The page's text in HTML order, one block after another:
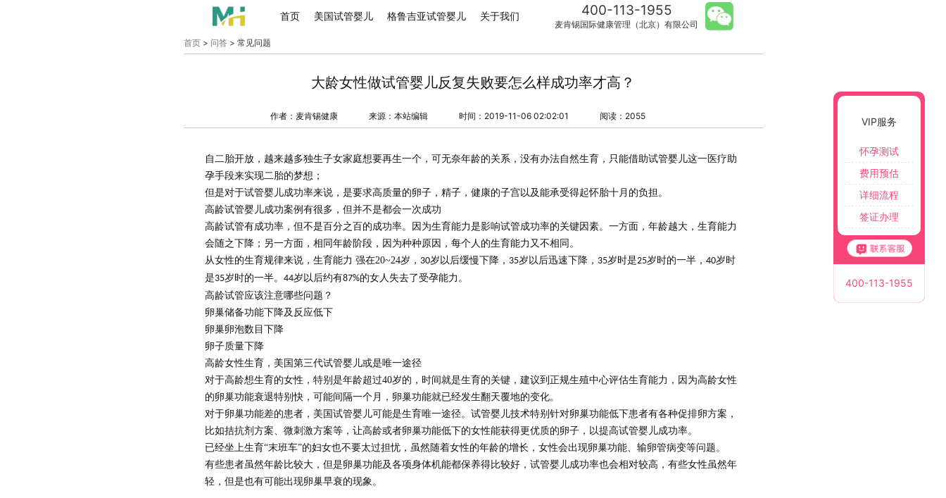
首页 美国试管婴儿 格鲁吉亚试管婴儿 关于我们 400-113-1955
麦肯锡国际健康管理（北京）有限公司
首页> 问答 > 常见问题
大龄女性做试管婴儿反复失败要怎么样成功率才高？
作者：麦肯锡健康 来源：本站编辑 时间：2019-11-06 02:02:01 阅读：2055
自二胎开放，越来越多独生子女家庭想要再生一个，可无奈年龄的关系，没有办法自然生育，只能借助试管婴儿这一医疗助
孕手段来实现二胎的梦想；
但是对于试管婴儿成功率来说，是要求高质量的卵子，精子，健康的子宫以及能承受得起怀胎十月的负担。
高龄试管婴儿成功案例有很多，但并不是都会一次成功
高龄试管有成功率，但不是百分之百的成功率。因为生育能力是影响试管成功率的关键因素。一方面，年龄越大，生育能力
会随之下降；另一方面，相同年龄阶段，因为种种原因，每个人的生育能力又不相同。
从女性的生育规律来说，生育能力 强在20~24岁， 30岁以后缓慢下降， 35岁以后迅速下降， 35岁时是25岁时的一半， 40岁时
是35岁时的一半。 44岁以后约有87%的女人失去了受孕能力。
高龄试管应该注意哪些问题？
卵巢储备功能下降及反应低下
卵巢卵泡数目下降
卵子质量下降
高龄女性生育，美国第三代试管婴儿或是唯一途径
对于高龄想生育的女性，特别是年龄超过40岁的，时间就是生育的关键，建议到正规生殖中心评估生育能力，因为高龄女性
的卵巢功能衰退特别快，可能间隔一个月，卵巢功能就已经发生翻天覆地的变化。
对于卵巢功能差的患者， 美国 试管婴儿可能是生育唯一途径。试管婴儿技术特别针对卵巢功能低下患者有各种促排卵方案，
比如拮抗剂方案、微刺激方案等，让高龄或者卵巢功能低下的女性能获得更优质的卵子，以提高试管婴儿成功率。
已经坐上生育“末班车”的妇女也不要太过担忧，虽然随着女性的年龄的增长，女性会出现卵巢功能、输卵管病变等问题。
有些患者虽然年龄比较大，但是卵巢功能及各项身体机能都保养得比较好，试管婴儿成功率也会相对较高，有些女性虽然年
轻，但是也有可能出现卵巢早衰的现象。
VIP服务
怀孕测试
费用预估
详细流程
签证办理
400-113-1955